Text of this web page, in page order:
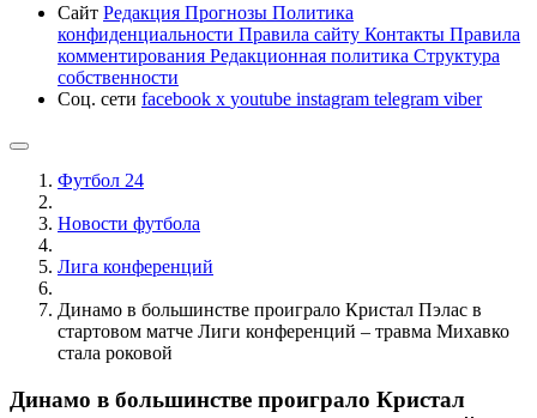
Сайт Редакция Прогнозы Политика
конфиденциальности Правила сайту Контакты Правила
комментирования Редакционная политика Структура
собственности
Соц. сети facebook x youtube instagram telegram viber
Футбол 24
Новости футбола
Лига конференций
Динамо в большинстве проиграло Кристал Пэлас в
стартовом матче Лиги конференций – травма Михавко
стала роковой
Динамо в большинстве проиграло Кристал